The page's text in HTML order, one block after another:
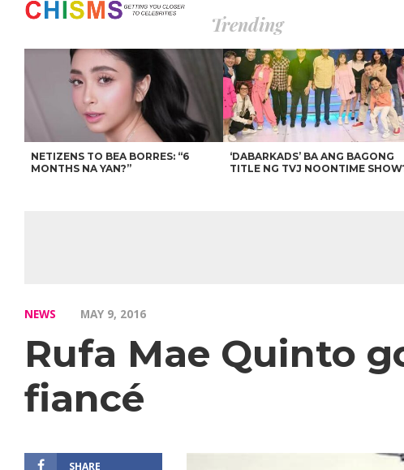
Trending
NETIZENS TO BEA BORRES: “6
MONTHS NA YAN?”
‘DABARKADS’ BA ANG BAGONG
TITLE NG TVJ NOONTIME
NEWS MAY 9, 2016
Rufa Mae Quinto
fiancé
SHARE